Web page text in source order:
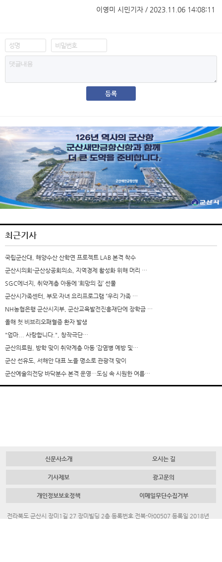
이영미 시민기자 / 2023.11.06 14:08:11
최근기사
국립군산대, 해양수산 산학연 프로젝트 LAB 본격 착수
군산시의회-군산상공회의소, 지역경제 활성화 위해 머리 …
SGC에너지, 취약계층 아동에 ‘희망의 집’ 선물
군산시가족센터, 부모·자녀 요리프로그램 “우리 가족 …
NH농협은행 군산시지부, 군산교육발전진흥재단에 장학금 …
올해 첫 비브리오패혈증 환자 발생
"엄마... 사랑합니다.", 창작극단…
군산의료원, 방학 맞이 취약계층 아동 ‘감염병 예방 및…
군산 선유도, 서해안 대표 노을 명소로 관광객 맞이
군산예술의전당 바닥분수 본격 운영…도심 속 시원한 여름…
신문사소개 오시는 길
기사제보 광고문의
개인정보보호정책 이메일무단수집거부
전라북도 군산시 장미1길 27 장미빌딩 2층 등록번호 전북-아00507 등록일 2018년